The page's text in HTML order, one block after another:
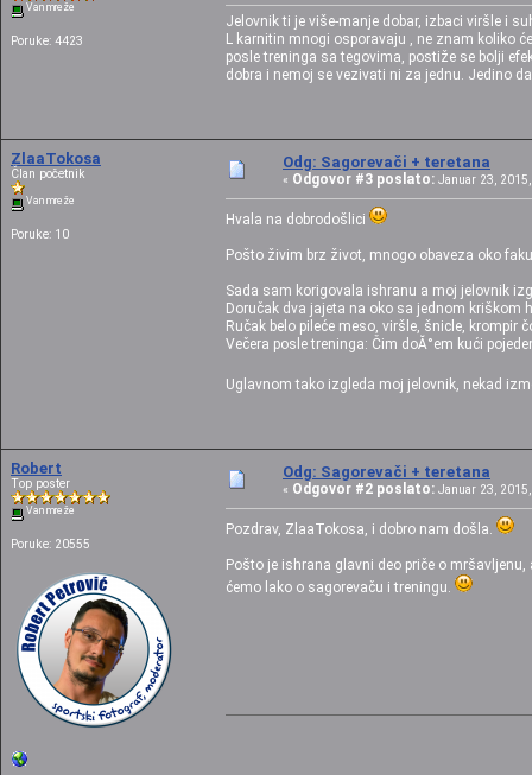
Van mreže
Poruke: 4423
Jelovnik ti je više-manje dobar, izbaci viršle i
L karnitin mnogi osporavaju , ne znam koliko
posle treninga sa tegovima, postiže se bolji
dobra i nemoj se vezivati ni za jednu. Jedino
ZlaaTokosa
Član početnik
Van mreže
Poruke: 10
Odg: Sagorevači + teretana
« Odgovor #3 poslato: Januar 23,
Hvala na dobrodošlici
Pošto živim brz život, mnogo obaveza oko
Sada sam korigovala ishranu a moj jelovnik
Doručak dva jajeta na oko sa jednom kriškom
Ručak belo pileće meso, viršle, šnicle, krompir
Večera posle treninga: Čim doĂ°em kući
Uglavnom tako izgleda moj jelovnik, nekad
Robert
Top poster
Van mreže
Poruke: 20555
Odg: Sagorevači + teretana
« Odgovor #2 poslato: Januar 23,
Pozdrav, ZlaaTokosa, i dobro nam došla.
Pošto je ishrana glavni deo priče o
ćemo lako o sagorevaču i treningu.